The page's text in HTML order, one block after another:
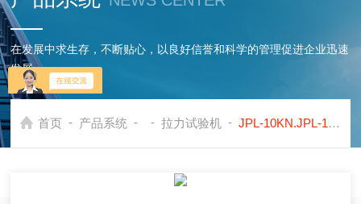
在发展中求生存，不断贴心，以良好信誉和科学的管理促进企业迅速
发展
首页 - 产品系统 - - 拉力试验机 - JPL-10KN.JPL-10KN 电子拉力试验机